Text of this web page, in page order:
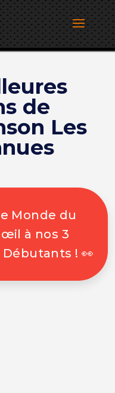
de
Les
Monde du
œil à nos 3
! 👀